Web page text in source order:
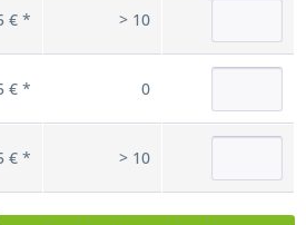
€ * > 10
€ * 0
€ * > 10